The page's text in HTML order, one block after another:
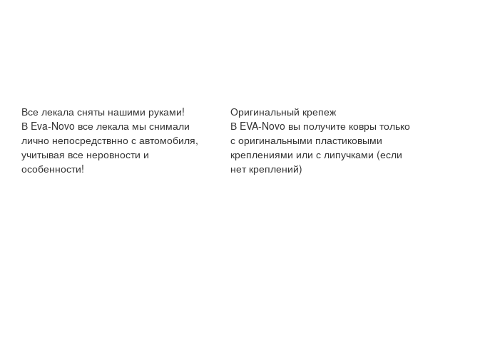
Все лекала сняты нашими руками!
В Eva-Novo все лекала мы снимали
лично непосредствнно с автомобиля,
учитывая все неровности и
особенности!
Оригинальный крепеж
В EVA-Novo вы получите ковры только
с оригинальными пластиковыми
креплениями или с липучками (если
нет креплений)